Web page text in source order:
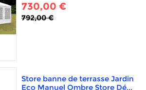
730,00 €
792,00 €
Store banne de terrasse Jardin
Eco Manuel Ombre Store Dé...